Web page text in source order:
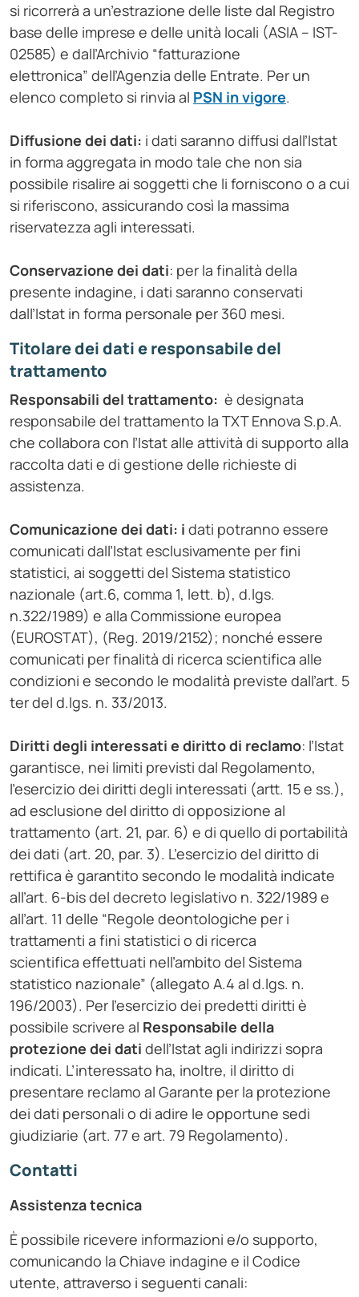
si ricorrerà a un’estrazione delle liste dal Registro
base delle imprese e delle unità locali (ASIA – IST-
02585) e dall’Archivio “fatturazione
elettronica” dell’Agenzia delle Entrate. Per un
elenco completo si rinvia al PSN in vigore.
Diffusione dei dati: i dati saranno diffusi dall’Istat
in forma aggregata in modo tale che non sia
possibile risalire ai soggetti che li forniscono o a cui
si riferiscono, assicurando così la massima
riservatezza agli interessati.
Conservazione dei dati: per la finalità della
presente indagine, i dati saranno conservati
dall’Istat in forma personale per 360 mesi.
Titolare dei dati e responsabile del
trattamento
Responsabili del trattamento: è designata
responsabile del trattamento la TXT Ennova S.p.A.
che collabora con l’Istat alle attività di supporto alla
raccolta dati e di gestione delle richieste di
assistenza.
Comunicazione dei dati: i dati potranno essere
comunicati dall’Istat esclusivamente per fini
statistici, ai soggetti del Sistema statistico
nazionale (art.6, comma 1, lett. b), d.lgs.
n.322/1989) e alla Commissione europea
(EUROSTAT), (Reg. 2019/2152); nonché essere
comunicati per finalità di ricerca scientifica alle
condizioni e secondo le modalità previste dall’art. 5
ter del d.lgs. n. 33/2013.
Diritti degli interessati e diritto di reclamo: l’Istat
garantisce, nei limiti previsti dal Regolamento,
l’esercizio dei diritti degli interessati (artt. 15 e ss.),
ad esclusione del diritto di opposizione al
trattamento (art. 21, par. 6) e di quello di portabilità
dei dati (art. 20, par. 3). L’esercizio del diritto di
rettifica è garantito secondo le modalità indicate
all’art. 6-bis del decreto legislativo n. 322/1989 e
all’art. 11 delle “Regole deontologiche per i
trattamenti a fini statistici o di ricerca
scientifica effettuati nell’ambito del Sistema
statistico nazionale” (allegato A.4 al d.lgs. n.
196/2003). Per l’esercizio dei predetti diritti è
possibile scrivere al Responsabile della
protezione dei dati dell’Istat agli indirizzi sopra
indicati. L’interessato ha, inoltre, il diritto di
presentare reclamo al Garante per la protezione
dei dati personali o di adire le opportune sedi
giudiziarie (art. 77 e art. 79 Regolamento).
Contatti
Assistenza tecnica
È possibile ricevere informazioni e/o supporto,
comunicando la Chiave indagine e il Codice
utente, attraverso i seguenti canali: